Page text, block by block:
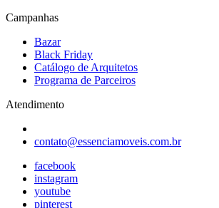
Campanhas
Bazar
Black Friday
Catálogo de Arquitetos
Programa de Parceiros
Atendimento
contato@essenciamoveis.com.br
facebook
instagram
youtube
pinterest